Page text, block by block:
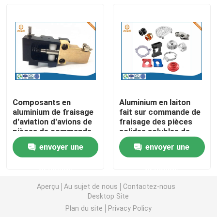
Pièces de rotation de commande numérique par
Pièces de fraisage de commande numérique par
Pièces en plastique faites sur commande d'injection
Moulages par injection en plastique
Les pièces d'auto de moulage mécanique sous
Composants en
aluminium de fraisage
d'aviation d'avions de
pièces de commande
numérique par
ordinateur de maison
futée
envoyer une
Aluminium en laiton
fait sur commande de
fraisage des pièces
solides solubles de
commande numérique
par ordinateur de la
tolérance 0.01mm
envoyer une
Aperçu Au sujet de nous
Contactez-nous
Desktop Site
Plan du site
Privacy Policy